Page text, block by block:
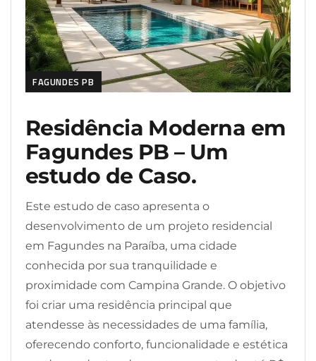
FAGUNDES PB
Residência Moderna em
Fagundes PB – Um
estudo de Caso.
Este estudo de caso apresenta o
desenvolvimento de um projeto residencial
em Fagundes na Paraíba, uma cidade
conhecida por sua tranquilidade e
proximidade com Campina Grande. O objetivo
foi criar uma residência principal que
atendesse às necessidades de uma família,
oferecendo conforto, funcionalidade e estética